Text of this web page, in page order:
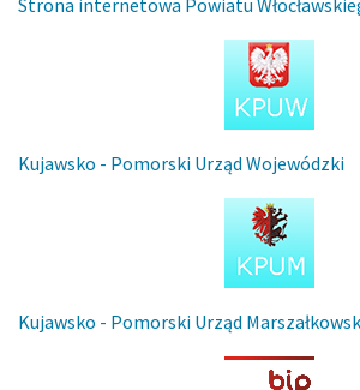
Strona internetowa Powiatu
Kujawsko - Pomorski Urząd Wojewódzki
Kujawsko - Pomorski Urząd